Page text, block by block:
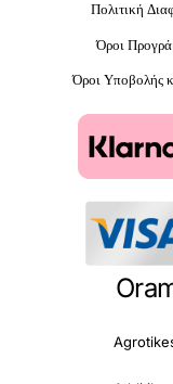
Πολιτική
Όροι
Όροι Υποβολής